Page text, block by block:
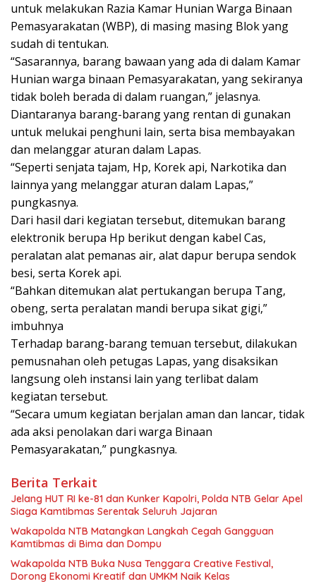
untuk melakukan Razia Kamar Hunian Warga Binaan
Pemasyarakatan (WBP), di masing masing Blok yang
sudah di tentukan.
“Sasarannya, barang bawaan yang ada di dalam Kamar
Hunian warga binaan Pemasyarakatan, yang sekiranya
tidak boleh berada di dalam ruangan,” jelasnya.
Diantaranya barang-barang yang rentan di gunakan
untuk melukai penghuni lain, serta bisa membayakan
dan melanggar aturan dalam Lapas.
“Seperti senjata tajam, Hp, Korek api, Narkotika dan
lainnya yang melanggar aturan dalam Lapas,”
pungkasnya.
Dari hasil dari kegiatan tersebut, ditemukan barang
elektronik berupa Hp berikut dengan kabel Cas,
peralatan alat pemanas air, alat dapur berupa sendok
besi, serta Korek api.
“Bahkan ditemukan alat pertukangan berupa Tang,
obeng, serta peralatan mandi berupa sikat gigi,”
imbuhnya
Terhadap barang-barang temuan tersebut, dilakukan
pemusnahan oleh petugas Lapas, yang disaksikan
langsung oleh instansi lain yang terlibat dalam
kegiatan tersebut.
“Secara umum kegiatan berjalan aman dan lancar, tidak
ada aksi penolakan dari warga Binaan
Pemasyarakatan,” pungkasnya.
Berita Terkait
Jelang HUT RI ke-81 dan Kunker Kapolri, Polda NTB Gelar Apel
Siaga Kamtibmas Serentak Seluruh Jajaran
Wakapolda NTB Matangkan Langkah Cegah Gangguan
Kamtibmas di Bima dan Dompu
Wakapolda NTB Buka Nusa Tenggara Creative Festival,
Dorong Ekonomi Kreatif dan UMKM Naik Kelas